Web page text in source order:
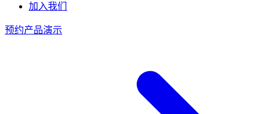
加入我们
预约产品演示